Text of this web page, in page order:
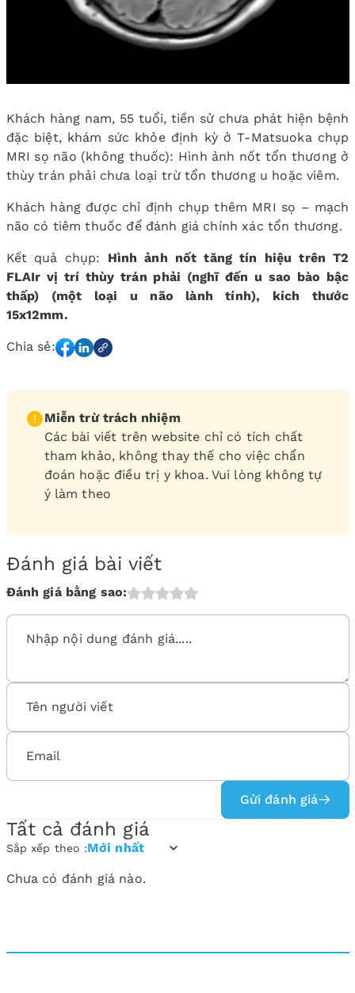
Khách hàng nam, 55 tuổi, tiền sử chưa phát hiện bệnh
đặc biệt, khám sức khỏe định kỳ ở T-Matsuoka chụp
MRI sọ não (không thuốc): Hình ảnh nốt tổn thương ở
thùy trán phải chưa loại trừ tổn thương u hoặc viêm.
Khách hàng được chỉ định chụp thêm MRI sọ – mạch
não có tiêm thuốc để đánh giá chính xác tổn thương.
Kết quả chụp: Hình ảnh nốt tăng tín hiệu trên T2
FLAIr vị trí thùy trán phải (nghĩ đến u sao bào bậc
thấp) (một loại u não lành tính), kích thước
15x12mm.
Chia sẻ:
Miễn trừ trách nhiệm
Các bài viết trên website chỉ có tích chất
tham khảo, không thay thế cho việc chẩn
đoán hoặc điều trị y khoa. Vui lòng không tự
ý làm theo
Đánh giá bài viết
Đánh giá bằng sao:
Gửi đánh giá
Tất cả đánh giá
Sắp xếp theo :Mới nhất
Chưa có đánh giá nào.